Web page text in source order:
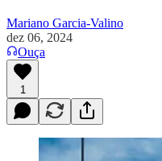
Mariano Garcia-Valino
dez 06, 2024
Ouça
1